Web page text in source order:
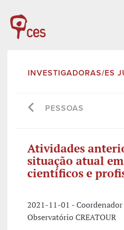
INVESTIGADORAS/ES
PESSOAS
Atividades
situação atual
científicos e
2021-11-01 -
Observatório CREATOUR